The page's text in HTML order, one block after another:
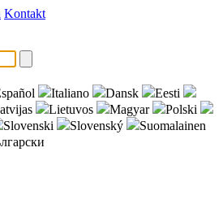
Kontakt
Italiano Dansk
Eesti
Lietuvos Magyar
Polski
Slovenski Slovenský
Suomalainen